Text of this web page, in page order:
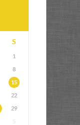
S
1
8
15
22
29
5